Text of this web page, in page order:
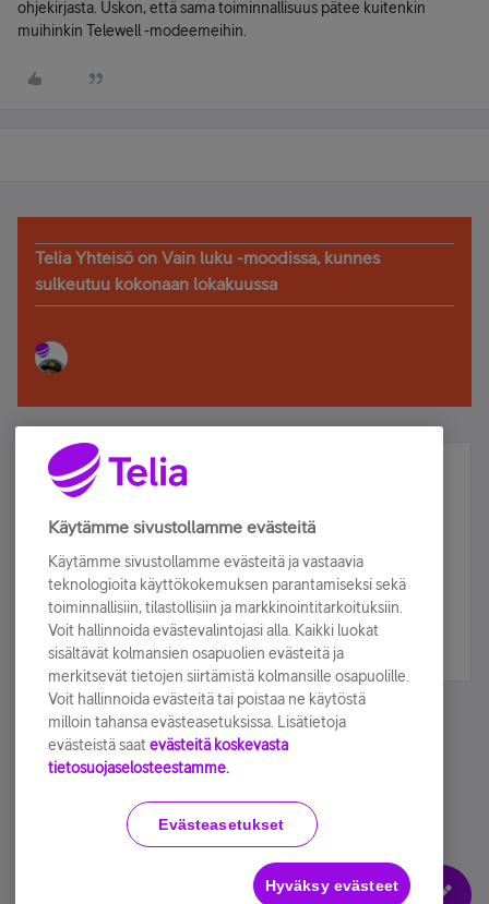
ohjekirjasta. Uskon, että sama toiminnallisuus pätee kuitenkin
muihinkin Telewell -modeemeihin.
Telia Yhteisö on Vain luku -moodissa, kunnes
sulkeutuu kokonaan lokakuussa
Älä jää paitsi – osallistu ja voita!
Tilaa Telian uutiskirje ja olet mukana arvonnassa.
sähköpostiisi.
Tilaa nyt
Käyttöehdot Accessibility statement
Evästeasetukset
Käytämme sivustollamme evästeitä
Käytämme sivustollamme evästeitä ja vastaavia
teknologioita käyttökokemuksen parantamiseksi sekä
toiminnallisiin, tilastollisiin ja markkinointitarkoituksiin.
Voit hallinnoida evästevalintojasi alla. Kaikki luokat
sisältävät kolmansien osapuolien evästeitä ja
merkitsevät tietojen siirtämistä kolmansille osapuolille.
Voit hallinnoida evästeitä tai poistaa ne käytöstä
milloin tahansa evästeasetuksissa. Lisätietoja
evästeistä saat evästeitä koskevasta
tietosuojaselosteestamme.
Evästeasetukset
Hyväksy evästeet